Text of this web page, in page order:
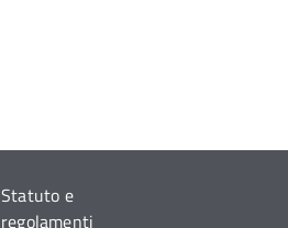
Statuto e
regolamenti